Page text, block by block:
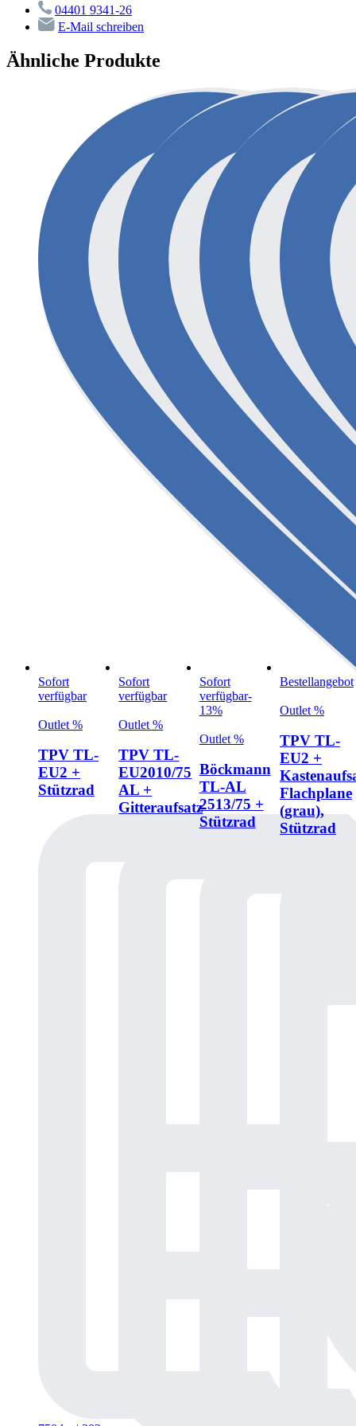
04401 9341-26
E-Mail schreiben
Ähnliche Produkte
Sofort
verfügbar
Outlet %
TPV TL-
EU2 +
Stützrad
Sofort
verfügbar
Outlet %
TPV TL-
EU2010/75
AL +
Gitteraufsatz
Sofort
verfügbar-
13%
Outlet %
Böckmann
TL-AL
2513/75 +
Stützrad
Bestellangebot
Outlet %
TPV TL-
EU2 +
Flachplane
(grau),
Stützrad